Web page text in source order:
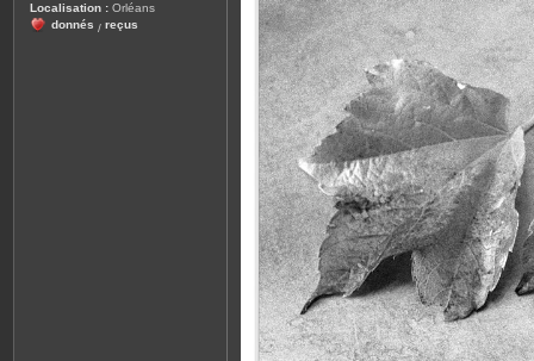
Localisation : Orléans
donnés / reçus